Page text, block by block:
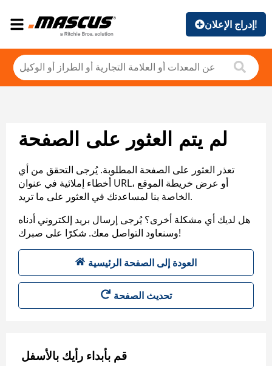
إدراج الإعلان!
لم يتم العثور على الصفحة
تعذر العثور على الصفحة المطلوبة. يُرجى التحقق من أي
أخطاء إملائية في عنوان URL، أو عرض خريطة الموقع
الخاصة بنا لمساعدتك في العثور على ما تريد.
هل لديك أي مشكلة أخرى؟ يُرجى إرسال بريد إلكتروني أدناه
وسنعاود التواصل معك. شكرًا على صبرك!
العودة إلى الصفحة الرئيسية
تحديث الصفحة
قم بأبداء رأيك بالأسفل